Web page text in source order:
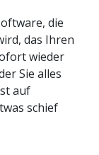
die
das Ihren
wieder
Sie alles
auf
schief